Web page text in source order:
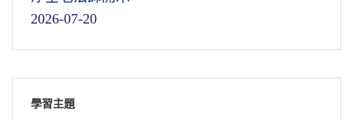
2026-07-20
學習主題